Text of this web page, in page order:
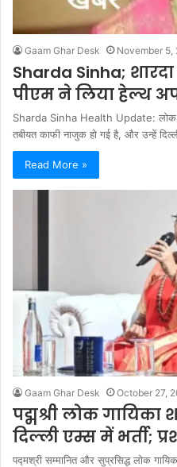
Gaam Ghar Desk November 5,
Sharda Sinha;
पीएम ने लिया हेल्थ
Sharda Sinha Health Update: लोक
तबीयत काफी नाजुक हो गई है, और उन्हें
Read More »
Gaam Ghar Desk October 27,
पद्मश्री लोक गायिका
दिल्ली एम्स में भर्ती;
पद्मश्री सम्मानित और सुप्रसिद्ध लोक